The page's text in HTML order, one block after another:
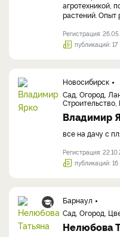
агротехникой,
растений. Опыт
Регистрация:
публикаций: 17
Новосибирск
Сад, Огород,
Строительство,
Владимир
все на дачу c
Регистрация:
публикаций: 16
Барнаул
Сад, Огород,
Нелюбова